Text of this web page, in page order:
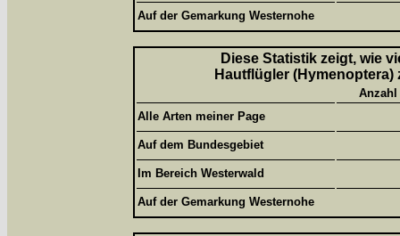
Auf der Gemarkung Westernohe
Diese Statistik zeigt, wie
Hautflügler
Alle Arten meiner Page
Auf dem Bundesgebiet
Im Bereich Westerwald
Auf der Gemarkung Westernohe